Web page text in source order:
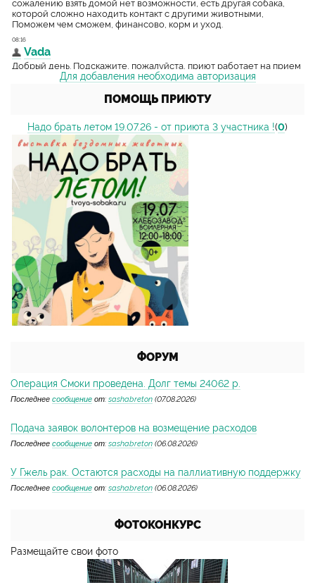
Для добавления необходима авторизация
ПОМОЩЬ ПРИЮТУ
Надо брать летом 19.07.26 - от приюта 3 участника !(0)
ФОРУМ
Операция Смоки проведена. Долг темы 24062 р.
Последнее сообщение от: sashabreton (07.08.2026)
Подача заявок волонтеров на возмещение расходов
Последнее сообщение от: sashabreton (06.08.2026)
У Гжель рак. Остаются расходы на паллиативную поддержку
Последнее сообщение от: sashabreton (06.08.2026)
ФОТОКОНКУРС
Размещайте свои фото